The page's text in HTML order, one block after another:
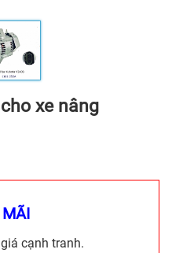
xe nâng
MÃI
cạnh tranh.